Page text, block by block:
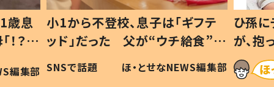
歳息
？」
編集部
小1から不登校、息子は「ギフテ
ッド」だった 父が“ウチ給食”を
作り続ける理由とは #令和の親
#令和の子
SNSで話題 ほ・とせなNEWS編集部
ひ孫
が、
「涙が
い」